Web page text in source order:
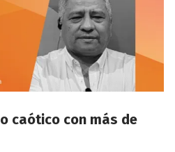
caótico con más de